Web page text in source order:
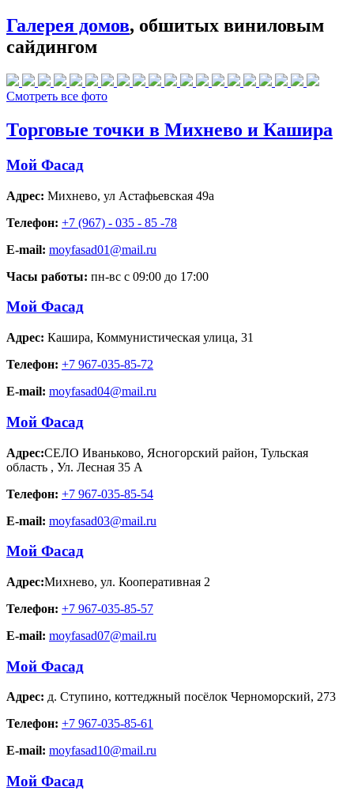
Галерея домов, обшитых виниловым
сайдингом
Смотреть все фото
Торговые точки в Михнево и Кашира
Мой Фасад
Адрес: Михнево, ул Астафьевская 49а
Телефон: +7 (967) - 035 - 85 -78
E-mail: moyfasad01@mail.ru
Часы работы: пн-вс с 09:00 до 17:00
Мой Фасад
Адрес: Кашира, Коммунистическая улица, 31
Телефон: +7 967-035-85-72
E-mail: moyfasad04@mail.ru
Мой Фасад
Адрес:СЕЛО Иваньково, Ясногорский район, Тульская
область , Ул. Лесная 35 А
Телефон: +7 967-035-85-54
E-mail: moyfasad03@mail.ru
Мой Фасад
Адрес:Михнево, ул. Кооперативная 2
Телефон: +7 967-035-85-57
E-mail: moyfasad07@mail.ru
Мой Фасад
Адрес: д. Ступино, коттеджный посёлок Черноморский, 273
Телефон: +7 967-035-85-61
E-mail: moyfasad10@mail.ru
Мой Фасад